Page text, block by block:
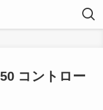
コントロー